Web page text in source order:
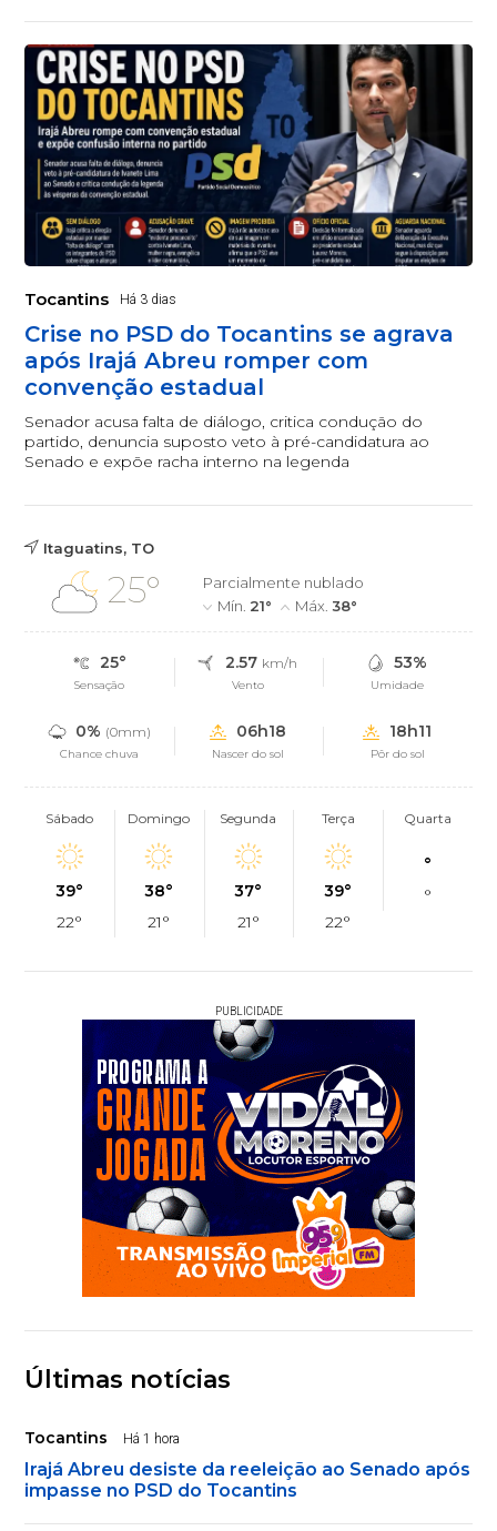
Tocantins Há 3 dias
Crise no PSD do Tocantins se agrava
após Irajá Abreu romper com
convenção estadual
Senador acusa falta de diálogo, critica condução do
partido, denuncia suposto veto à pré-candidatura ao
Senado e expõe racha interno na legenda
Itaguatins, TO
25°
Parcialmente nublado
Mín. 21° Máx.38°
25°
Sensação
2.57 km/h
Vento
53%
Umidade
0% (0mm)
Chance chuva
06h18
Nascer do sol
18h11
Pôr do sol
Sábado
39°
22°
Domingo
38°
21°
Segunda
37°
21°
Terça
39°
22°
Quarta
°
°
PUBLICIDADE
Últimas notícias
Tocantins Há 1 hora
Irajá Abreu desiste da reeleição ao Senado após
impasse no PSD do Tocantins